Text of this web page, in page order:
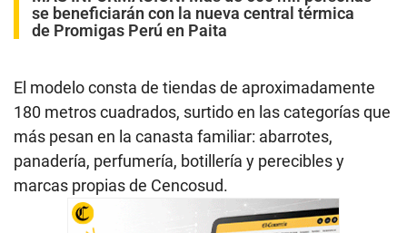
se beneficiarán con la nueva central térmica
de Promigas Perú en Paita
El modelo consta de tiendas de aproximadamente
180 metros cuadrados, surtido en las categorías que
más pesan en la canasta familiar: abarrotes,
panadería, perfumería, botillería y perecibles y
marcas propias de Cencosud.